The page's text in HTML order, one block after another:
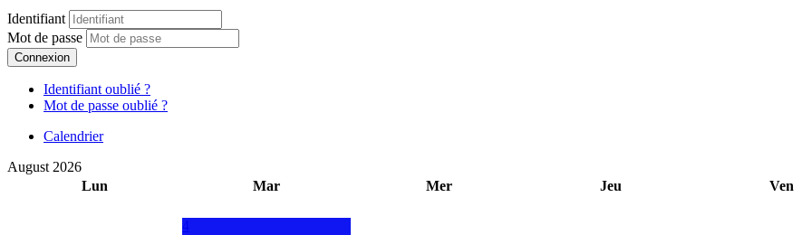
Identifiant
Mot de passe
Connexion
Identifiant oublié ?
Mot de passe oublié ?
Calendrier
August 2026
Lun
Mar Mer Jeu Ven